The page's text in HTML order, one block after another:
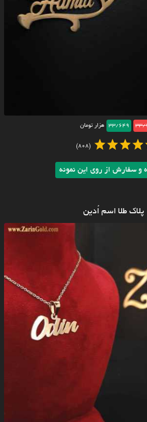
33/
33/649 هزار تومان
(808)
و سفارش از روی این نمونه
پلاک طلا اسم اُدین